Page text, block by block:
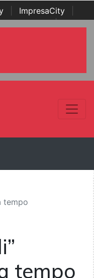
ImpresaCity
Awards | Italian
tempo
tempo